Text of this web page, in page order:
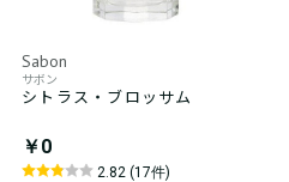
Sabon
サボン
シトラス・ブロッサム
￥0
2.82 (17件)